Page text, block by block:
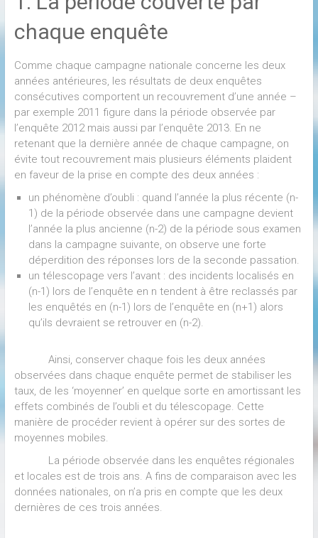
chaque enquête
Comme chaque campagne nationale concerne les deux
années antérieures, les résultats de deux enquêtes
consécutives comportent un recouvrement d’une année –
par exemple 2011 figure dans la période observée par
l’enquête 2012 mais aussi par l’enquête 2013. En ne
retenant que la dernière année de chaque campagne, on
évite tout recouvrement mais plusieurs éléments plaident
en faveur de la prise en compte des deux années :
un phénomène d’oubli : quand l’année la plus récente (n-
1) de la période observée dans une campagne devient
l’année la plus ancienne (n-2) de la période sous examen
dans la campagne suivante, on observe une forte
déperdition des réponses lors de la seconde passation.
un télescopage vers l’avant : des incidents localisés en
(n-1) lors de l’enquête en n tendent à être reclassés par
les enquêtés en (n-1) lors de l’enquête en (n+1) alors
qu’ils devraient se retrouver en (n-2).
Ainsi, conserver chaque fois les deux années
observées dans chaque enquête permet de stabiliser les
taux, de les ‘moyenner’ en quelque sorte en amortissant les
effets combinés de l’oubli et du télescopage. Cette
manière de procéder revient à opérer sur des sortes de
moyennes mobiles.
La période observée dans les enquêtes régionales
et locales est de trois ans. A fins de comparaison avec les
données nationales, on n’a pris en compte que les deux
dernières de ces trois années.